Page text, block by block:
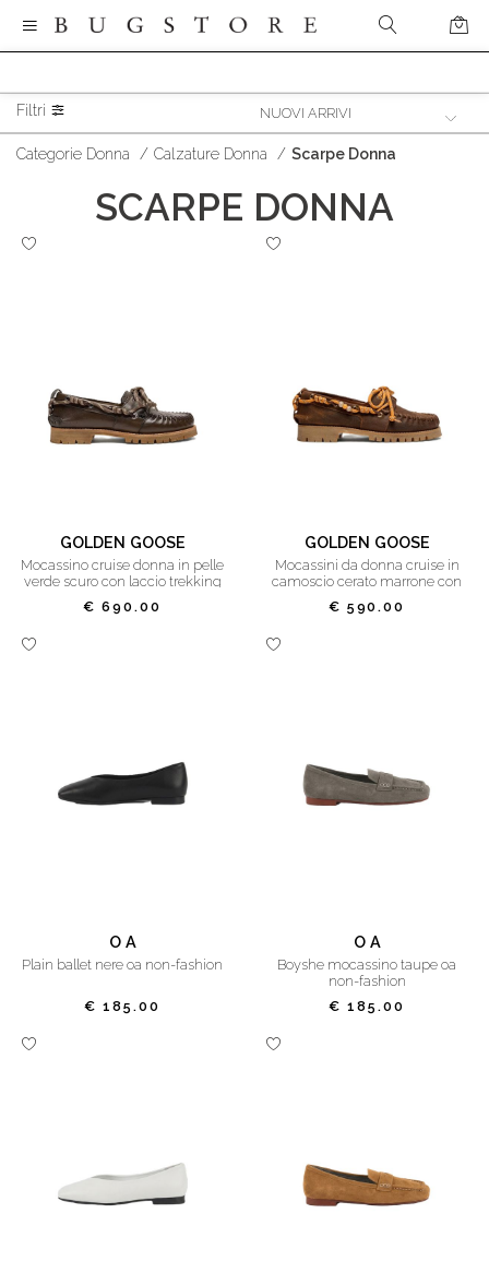
Filtri
Categorie Donna / Calzature Donna / Scarpe Donna
SCARPE DONNA
GOLDEN GOOSE
mocassino cruise donna in pelle
verde scuro con laccio trekking
floreale in rilievo
€ 690.00
GOLDEN GOOSE
mocassini da donna cruise in
camoscio cerato marrone con
€ 590.00
O A
plain ballet nere oa non-fashion
€ 185.00
O A
boyshe mocassino taupe oa
non-fashion
€ 185.00